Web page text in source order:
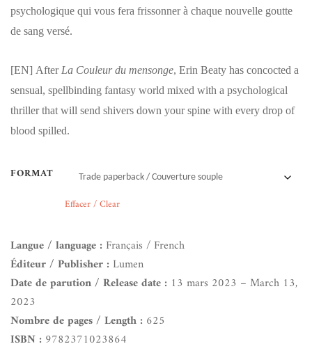
psychologique qui vous fera frissonner à chaque nouvelle goutte
de sang versé.
[EN] After La Couleur du mensonge, Erin Beaty has concocted a
sensual, spellbinding fantasy world mixed with a psychological
thriller that will send shivers down your spine with every drop of
blood spilled.
FORMAT
Effacer / Clear
Langue / language : Français / French
Éditeur / Publisher : Lumen
Date de parution / Release date : 13 mars 2023 – March 13,
2023
Nombre de pages / Length : 625
ISBN : 9782371023864